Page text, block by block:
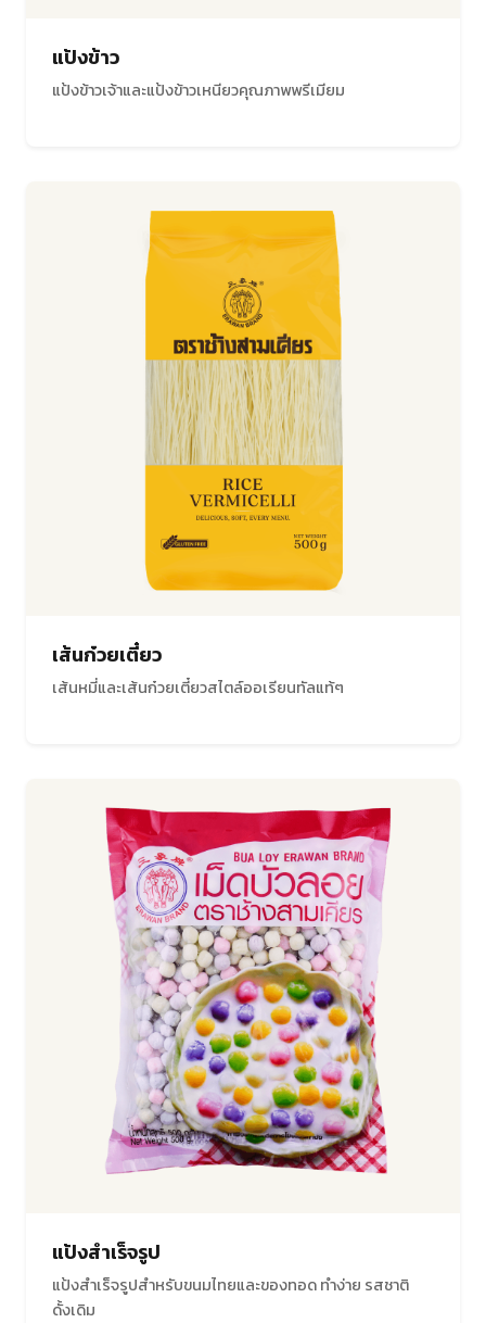
แป้งข้าว
แป้งข้าวเจ้าและแป้งข้าวเหนียวคุณภาพพรีเมียม
เส้นก๋วยเตี๋ยว
เส้นหมี่และเส้นก๋วยเตี๋ยวสไตล์ออเรียนทัลแท้ๆ
แป้งสำเร็จรูป
แป้งสำเร็จรูปสำหรับขนมไทยและของทอด ทำง่าย รสชาติ
ดั้งเดิม